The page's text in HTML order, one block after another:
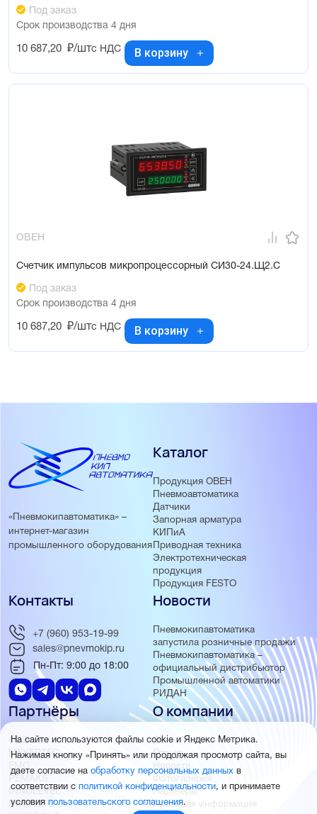
Под заказ
Срок производства 4 дня
10 687,20 ₽/штс НДС В корзину
ОВЕН
Счетчик импульсов микропроцессорный СИ30-24.Щ2.С
Под заказ
Срок производства 4 дня
10 687,20 ₽/штс НДС В корзину
«Пневмокипавтоматика» –
интернет-магазин
промышленного оборудования
Каталог
Продукция ОВЕН
Пневмоавтоматика
Датчики
Запорная арматура
КИПиА
Приводная техника
Электротехническая
продукция
Продукция FESTO
Новости
Пневмокипавтоматика
запустила розничные продажи
Пневмокипавтоматика –
официальный дистрибьютор
Промышленной автоматики
РИДАН
Партнёры
ОВЕН
MEYERTEC
EMC
PEMAKS
INNOLEVEL
INNOVERT
О компании
О нас
Отзывы
Новости
Фотогалерея
Партнёры
Правовая информация
Контакты
+7 (960) 953-19-99
sales@pnevmokip.ru
Пн-Пт: 9:00 до 18:00
На сайте используются файлы cookie и Яндекс Метрика.
Нажимая кнопку «Принять» или продолжая просмотр сайта, вы
даете согласие на обработку персональных данных в
соответствии с политикой конфиденциальности, и принимаете
условияпользовательского соглашения.